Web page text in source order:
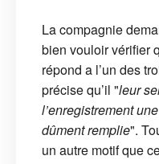
La compagnie
bien vouloir vérifier
répond a l’un des
précise qu’il "leur
l’enregistrement
dûment remplie".
un autre motif que